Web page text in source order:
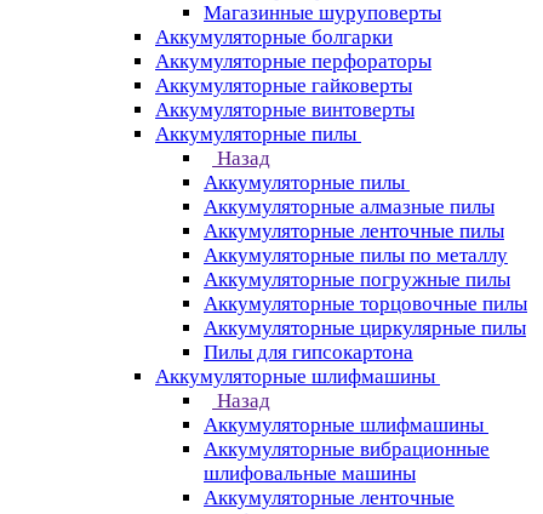
Магазинные шуруповерты
Аккумуляторные болгарки
Аккумуляторные перфораторы
Аккумуляторные гайковерты
Аккумуляторные винтоверты
Аккумуляторные пилы
Назад
Аккумуляторные пилы
Аккумуляторные алмазные пилы
Аккумуляторные ленточные пилы
Аккумуляторные пилы по металлу
Аккумуляторные погружные пилы
Аккумуляторные торцовочные пилы
Аккумуляторные циркулярные пилы
Пилы для гипсокартона
Аккумуляторные шлифмашины
Назад
Аккумуляторные шлифмашины
Аккумуляторные вибрационные
шлифовальные машины
Аккумуляторные ленточные